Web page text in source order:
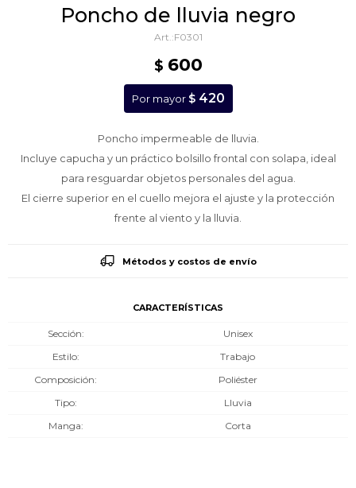
poncho de lluvia negro
F0301
$ 600
Por mayor $ 420
Poncho impermeable de lluvia.
Incluye capucha y un práctico bolsillo frontal con solapa, ideal
para resguardar objetos personales del agua.
El cierre superior en el cuello mejora el ajuste y la protección
frente al viento y la lluvia.
Métodos y costos de envío
CARACTERÍSTICAS
Sección
Unisex
Estilo
Trabajo
Composición
Poliéster
Tipo
Lluvia
Manga
Corta